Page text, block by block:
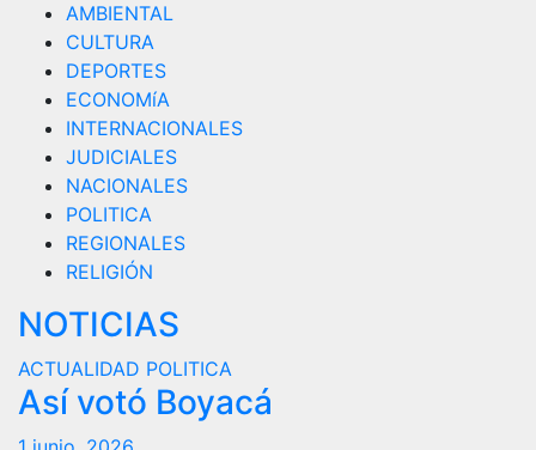
AMBIENTAL
CULTURA
DEPORTES
ECONOMíA
INTERNACIONALES
JUDICIALES
NACIONALES
POLITICA
REGIONALES
RELIGIÓN
NOTICIAS
ACTUALIDAD POLITICA
Así votó Boyacá